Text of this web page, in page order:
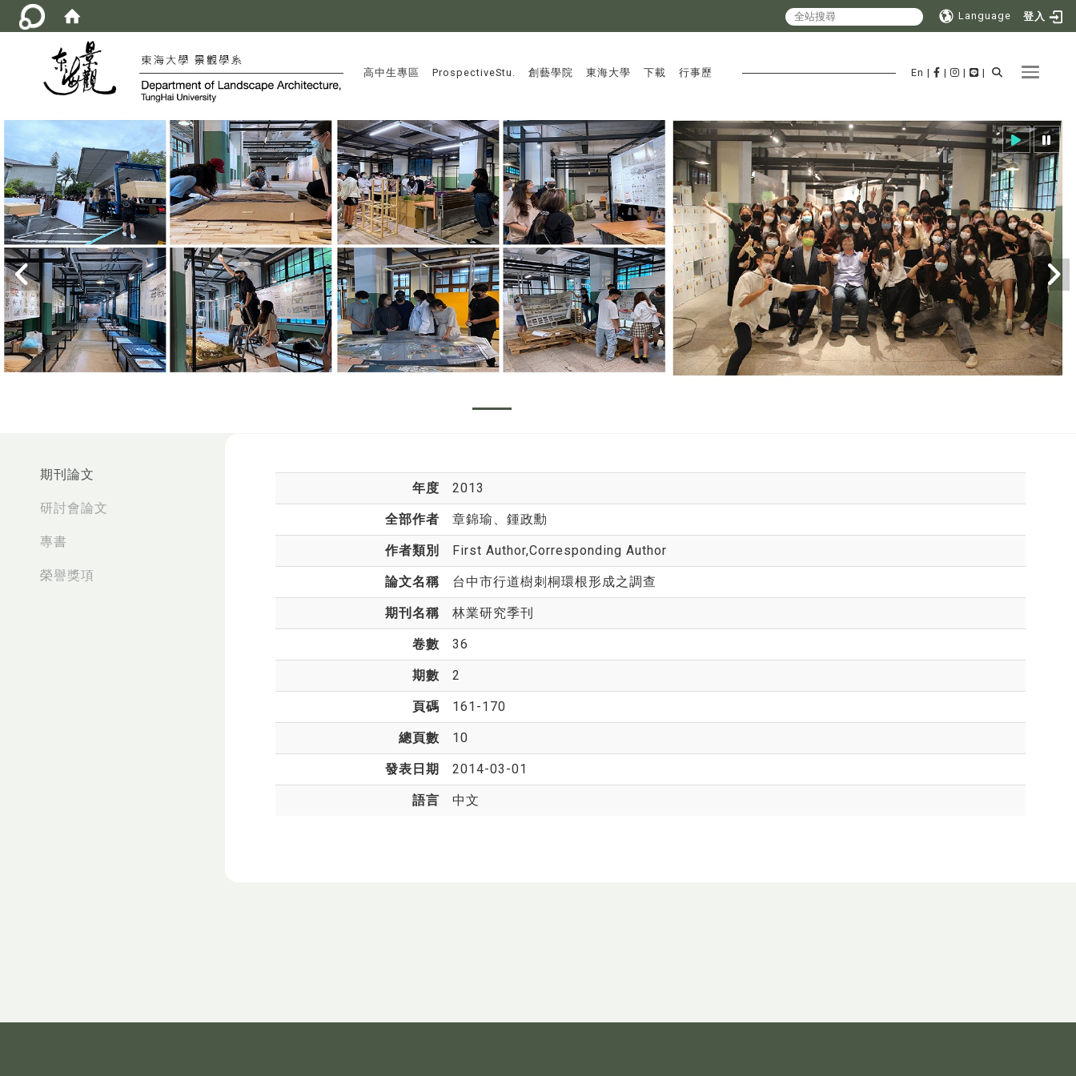
Language 登入
Toggle
:::
高中生專區 ProspectiveStu. 創藝學院 東海大學 下載 行事歷 En | | | |
期刊論文
研討會論文
專書
榮譽獎項
年度 2013
全部作者 章錦瑜 、鍾政勳
作者類別 First Author,Corresponding Author
論文名稱 台中市行道樹刺桐環根形成之調查
期刊名稱 林業研究季刊
卷數 36
期數 2
頁碼 161-170
總頁數 10
發表日期 2014-03-01
語言 中文